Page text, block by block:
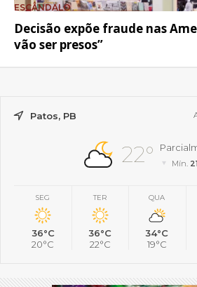
ESCÂNDALO
Decisão expõe fraude nas
vão ser presos”
Patos, PB
22° Mín.
SEG
36°C
20°C
TER
36°C
22°C
QUA
34°C
19°C